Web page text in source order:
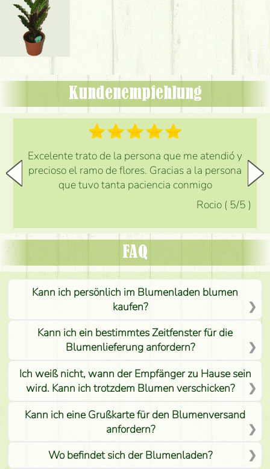
Kundenempfehlung
Excelente trato de la persona que me atendió y
precioso el ramo de flores. Gracias a la persona
que tuvo tanta paciencia conmigo
Rocio ( 5/5 )
FAQ
Kann ich persönlich im Blumenladen blumen
kaufen?
Kann ich ein bestimmtes Zeitfenster für die
Blumenlieferung anfordern?
Ich weiß nicht, wann der Empfänger zu Hause sein
wird. Kann ich trotzdem Blumen verschicken?
Kann ich eine Grußkarte für den Blumenversand
anfordern?
Wo befindet sich der Blumenladen?